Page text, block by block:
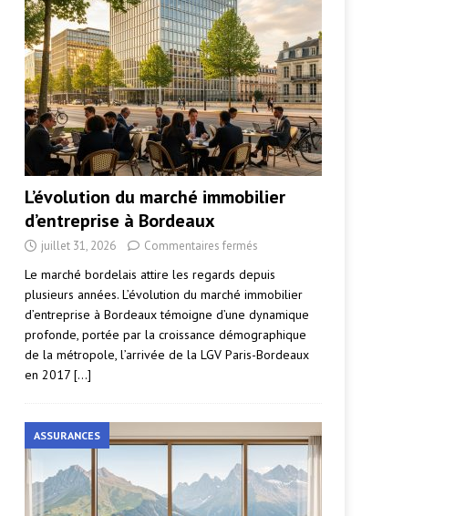
L’évolution du marché immobilier
d’entreprise à Bordeaux
juillet 31, 2026 Commentaires fermés
Le marché bordelais attire les regards depuis
plusieurs années. L’évolution du marché immobilier
d’entreprise à Bordeaux témoigne d’une dynamique
profonde, portée par la croissance démographique
de la métropole, l’arrivée de la LGV Paris-Bordeaux
en 2017 […]
ASSURANCES